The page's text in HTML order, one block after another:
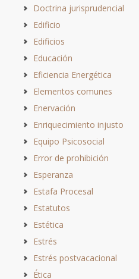
Doctrina jurisprudencial
Edificio
Edificios
Educación
Eficiencia Energética
Elementos comunes
Enervación
Enriquecimiento injusto
Equipo Psicosocial
Error de prohibición
Esperanza
Estafa Procesal
Estatutos
Estética
Estrés
Estrés postvacacional
Ética